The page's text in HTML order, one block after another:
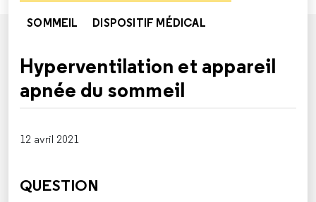
SOMMEIL DISPOSITIF MÉDICAL
Hyperventilation et appareil
apnée du sommeil
12 avril 2021
QUESTION